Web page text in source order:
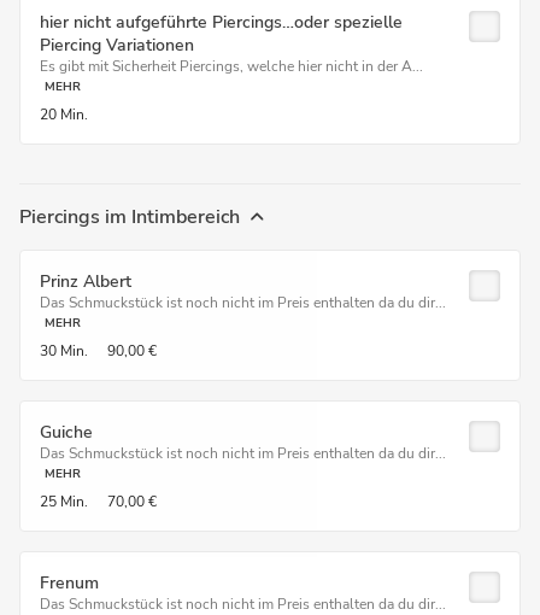
hier nicht aufgeführte Piercings…oder spezielle
Piercing Variationen
Es gibt mit Sicherheit Piercings, welche hier nicht in der A...
MEHR
20 Min.
Piercings im Intimbereich
Prinz Albert
Das Schmuckstück ist noch nicht im Preis enthalten da du dir...
MEHR
30 Min. 90,00 €
Guiche
Das Schmuckstück ist noch nicht im Preis enthalten da du dir...
MEHR
25 Min. 70,00 €
Frenum
Das Schmuckstück ist noch nicht im Preis enthalten da du dir...